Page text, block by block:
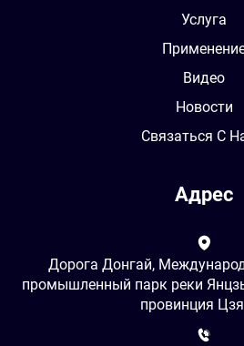
Услуга
Видео
Новости
Связаться С
Адрес
Дорога Донгай,
промышленный парк реки
провинция